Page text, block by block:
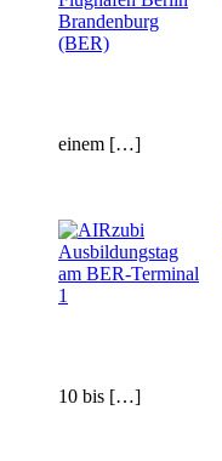
einem […]
10 bis […]